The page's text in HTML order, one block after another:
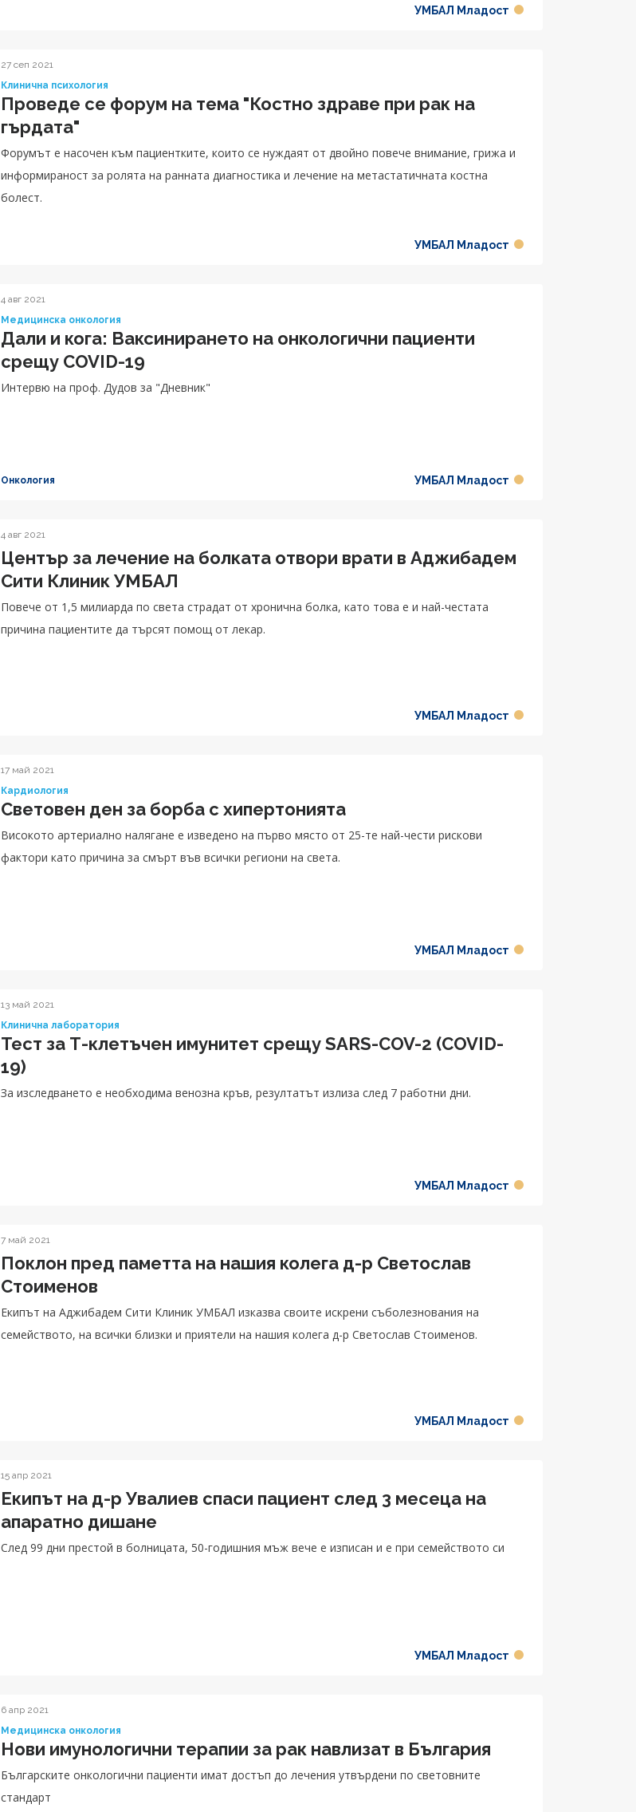
УМБАЛ Младост
27 сеп 2021
Клинична психология
Проведе се форум на тема "Костно здраве при рак на
гърдата"
Форумът е насочен към пациентките, които се нуждаят от двойно повече внимание, грижа и
информираност за ролята на ранната диагностика и лечение на метастатичната костна
болест.
УМБАЛ Младост
4 авг 2021
Медицинска онкология
Дали и кога: Ваксинирането на онкологични пациенти
срещу COVID-19
Интервю на проф. Дудов за "Дневник"
Онкология УМБАЛ Младост
4 авг 2021
Център за лечение на болката отвори врати в Аджибадем
Сити Клиник УМБАЛ
Повече от 1,5 милиарда по света страдат от хронична болка, като това е и най-честата
причина пациентите да търсят помощ от лекар.
УМБАЛ Младост
17 май 2021
Кардиология
Световен ден за борба с хипертонията
Високото артериално налягане е изведено на първо място от 25-те най-чести рискови
фактори като причина за смърт във всички региони на света.
УМБАЛ Младост
13 май 2021
Клинична лаборатория
Тест за Т-клетъчен имунитет срещу SARS-COV-2 (COVID-
19)
За изследването е необходима венозна кръв, резултатът излиза след 7 работни дни.
УМБАЛ Младост
7 май 2021
Поклон пред паметта на нашия колега д-р Светослав
Стоименов
Екипът на Аджибадем Сити Клиник УМБАЛ изказва своите искрени съболезнования на
семейството, на всички близки и приятели на нашия колега д-р Светослав Стоименов.
УМБАЛ Младост
15 апр 2021
Екипът на д-р Увалиев спаси пациент след 3 месеца на
апаратно дишане
След 99 дни престой в болницата, 50-годишния мъж вече е изписан и е при семейството си
УМБАЛ Младост
6 апр 2021
Медицинска онкология
Нови имунологични терапии за рак навлизат в България
Българските онкологични пациенти имат достъп до лечения утвърдени по световните
стандарт